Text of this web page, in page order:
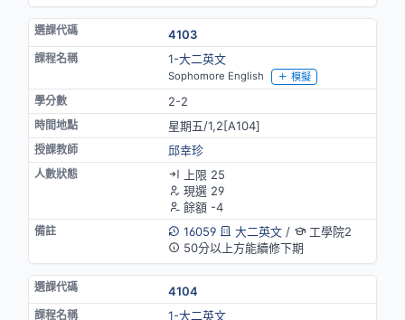
4103
1-大二英文
Sophomore English 模擬
2-2
星期五/1,2[A104]
邱幸珍
上限 25
現選 29
餘額 -4
16059
大二英文/
工學院2
50分以上方能續修下期
4104
1-大二英文